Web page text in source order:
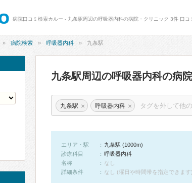
病院口コミ検索カルー - 九条駅周辺の呼吸器内科の病院・クリニック 3件 口コ
病院検索 呼吸器内科 九条駅
九条駅周辺の呼吸器内科の病
九条駅 × 呼吸器内科 ×
エリア・駅
九条駅 (1000m)
診療科目
呼吸器内科
名称
なし
詳細条件
なし (曜日や時間帯を指定できます)